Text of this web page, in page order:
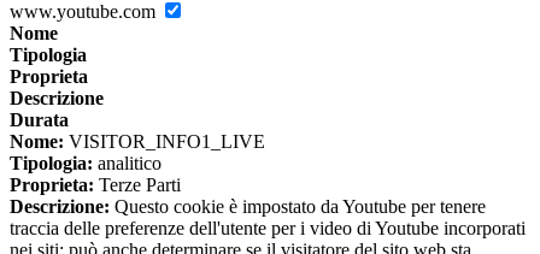
www.youtube.com
Nome
Tipologia
Proprieta
Descrizione
Durata
Nome: VISITOR_INFO1_LIVE
Tipologia: analitico
Proprieta: Terze Parti
Descrizione: Questo cookie è impostato da Youtube per tenere
traccia delle preferenze dell'utente per i video di Youtube incorporati